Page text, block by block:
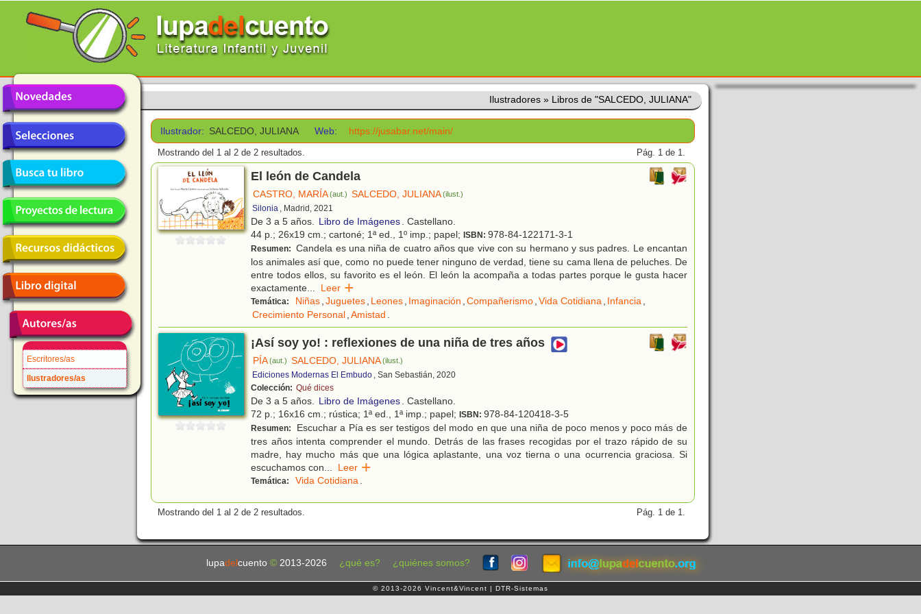
Escritores/as
Ilustradores/as
Ilustradores » Libros de "SALCEDO, JULIANA"
Ilustrador: SALCEDO, JULIANA Web: https://jusabar.net/main/
Mostrando del 1 al 2 de 2 resultados. Pág. 1 de 1.
El león de Candela
CASTRO, MARÍA(aut.) SALCEDO, JULIANA(ilust.)
Silonia , Madrid, 2021
De 3 a 5 años. Libro de Imágenes. Castellano.
44 p.; 26x19 cm.; cartoné; 1ª ed., 1º imp.; papel; ISBN: 978-84-122171-3-1
Resumen: Candela es una niña de cuatro años que vive con su hermano y sus padres. Le encantan
los animales así que, como no puede tener ninguno de verdad, tiene su cama llena de peluches. De
entre todos ellos, su favorito es el león. El león la acompaña a todas partes porque le gusta hacer
exactamente... Leer
Temática: Niñas,Juguetes, Leones, Imaginación ,Compañerismo,Vida Cotidiana, Infancia,
Crecimiento Personal,Amistad .
¡Así soy yo! : reflexiones de una niña de tres años
PÍA(aut.) SALCEDO, JULIANA(ilust.)
Ediciones Modernas El Embudo , San Sebastián, 2020
Colección: Qué dices
De 3 a 5 años. Libro de Imágenes. Castellano.
72 p.; 16x16 cm.; rústica; 1ª ed., 1ª imp.; papel; ISBN: 978-84-120418-3-5
Resumen:
Escuchar a Pía es ser testigos del modo en que una niña de poco menos y poco más de
tres años intenta comprender el mundo. Detrás de las frases recogidas por el trazo rápido de su
madre, hay mucho más que una lógica aplastante, una voz tierna o una ocurrencia graciosa. Si
escuchamos con... Leer
Temática: Vida Cotidiana.
Mostrando del 1 al 2 de 2 resultados. Pág. 1 de 1.
lupadel cuento © 2013-2026 ¿qué es? ¿quiénes somos?
© 2013-2026 Vincent&Vincent | DTR-Sistemas